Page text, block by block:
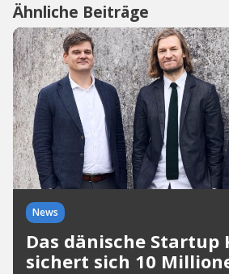
Ähnliche Beiträge
News
Das dänische
sichert sich 10